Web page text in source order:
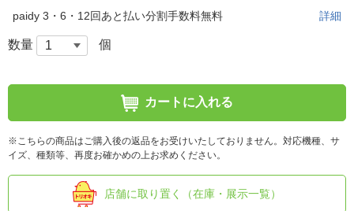
paidy 3・6・12回あと払い分割手数料無料 詳細
数量 個
カートに入れる
※こちらの商品はご購入後の返品をお受けいたしておりません。対応機種、サ
イズ、種類等、再度お確かめの上お求めください。
店舗に取り置く（在庫・展示一覧）